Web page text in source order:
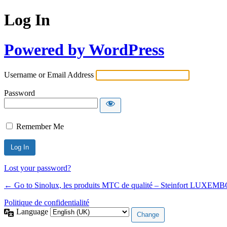
Log In
Powered by WordPress
Username or Email Address
Password
Remember Me
Lost your password?
← Go to Sinolux, les produits MTC de qualité – Steinfort
Politique de confidentialité
Language